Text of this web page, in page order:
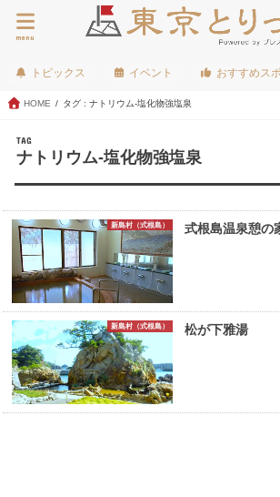
menu
トピックス イベント おすすめス
HOME タグ : ナトリウム-塩化物強塩泉
TAG
ナトリウム-塩化物強塩泉
新島村（式根島） 式根島温泉憩の
新島村（式根島） 松が下雅湯